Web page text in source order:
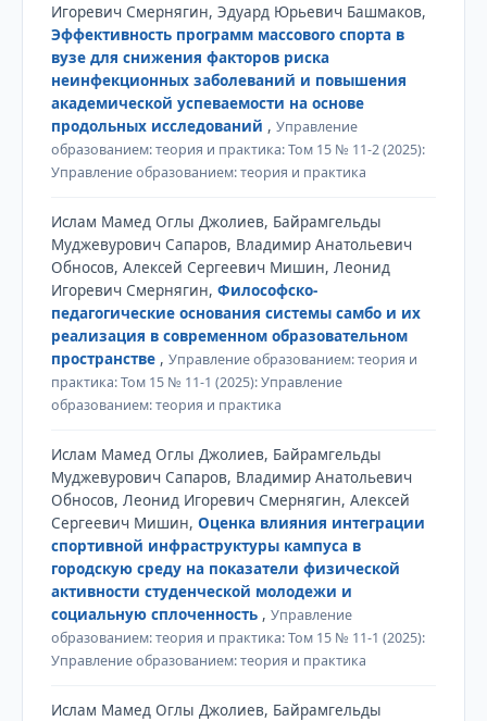
Игоревич Смернягин, Эдуард Юрьевич Башмаков,
Эффективность программ массового спорта в
вузе для снижения факторов риска
неинфекционных заболеваний и повышения
академической успеваемости на основе
продольных исследований , Управление
образованием: теория и практика: Том 15 № 11-2 (2025):
Управление образованием: теория и практика
Ислам Мамед Оглы Джолиев, Байрамгельды
Муджевурович Сапаров, Владимир Анатольевич
Обносов, Алексей Сергеевич Мишин, Леонид
Игоревич Смернягин, Философско-
педагогические основания системы самбо и их
реализация в современном образовательном
пространстве , Управление образованием: теория и
практика: Том 15 № 11-1 (2025): Управление
образованием: теория и практика
Ислам Мамед Оглы Джолиев, Байрамгельды
Муджевурович Сапаров, Владимир Анатольевич
Обносов, Леонид Игоревич Смернягин, Алексей
Сергеевич Мишин, Оценка влияния интеграции
спортивной инфраструктуры кампуса в
городскую среду на показатели физической
активности студенческой молодежи и
социальную сплоченность , Управление
образованием: теория и практика: Том 15 № 11-1 (2025):
Управление образованием: теория и практика
Ислам Мамед Оглы Джолиев, Байрамгельды